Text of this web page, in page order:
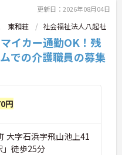
更新日：2026年08月04日
東和荘 社会福祉法人八起社
イカー通勤OK！残
での介護職員の募集
円
大字石浜字飛山池上41
」徒歩25分